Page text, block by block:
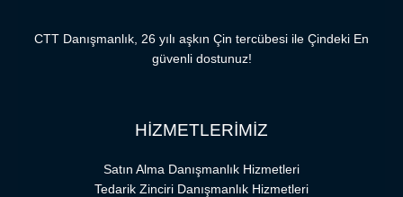
CTT Danışmanlık, 26 yılı aşkın Çin tercübesi ile Çindeki En
güvenli dostunuz!
HİZMETLERİMİZ
Satın Alma Danışmanlık Hizmetleri
Tedarik Zinciri Danışmanlık Hizmetleri